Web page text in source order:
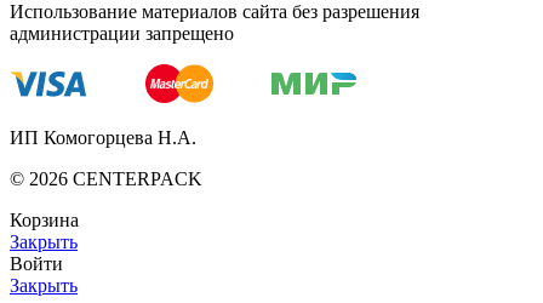
Использование материалов сайта без разрешения
администрации запрещено
ИП Комогорцева Н.А.
© 2026 CENTERPACK
Корзина
Закрыть
Войти
Закрыть